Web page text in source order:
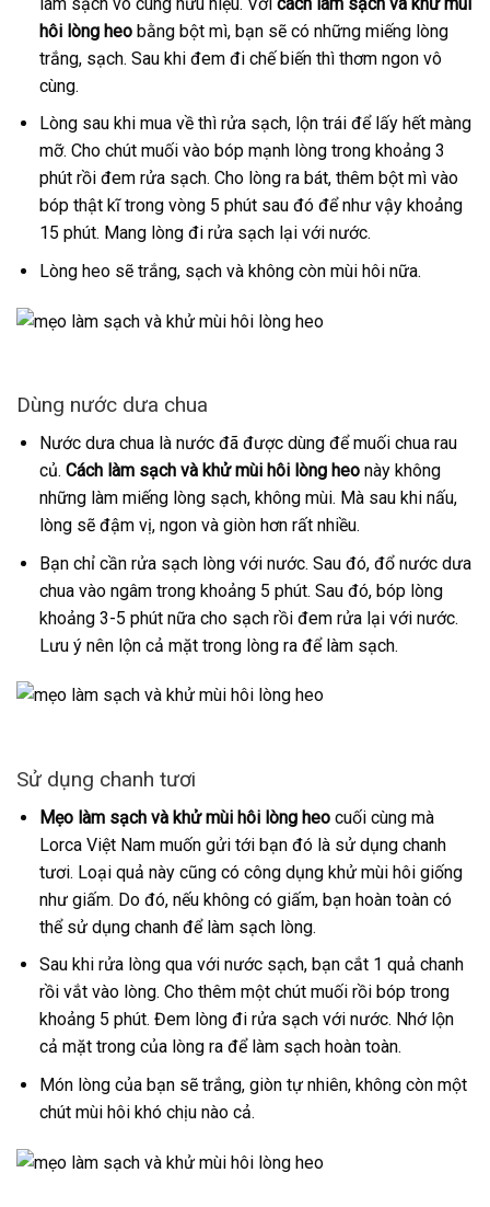
hôi lòng heobằng bột mì, bạn sẽ có những miếng lòng
trắng, sạch. Sau khi đem đi chế biến thì thơm ngon vô
cùng.
Lòng sau khi mua về thì rửa sạch, lộn trái để lấy hết màng
mỡ. Cho chút muối vào bóp mạnh lòng trong khoảng 3
phút rồi đem rửa sạch. Cho lòng ra bát, thêm bột mì vào
bóp thật kĩ trong vòng 5 phút sau đó để như vậy khoảng
15 phút. Mang lòng đi rửa sạch lại với nước.
Lòng heo sẽ trắng, sạch và không còn mùi hôi nữa.
Dùng nước dưa chua
Nước dưa chua là nước đã được dùng để muối chua rau
củ. Cách làm sạch và khử mùi hôi lòng heonày không
những làm miếng lòng sạch, không mùi. Mà sau khi nấu,
lòng sẽ đậm vị, ngon và giòn hơn rất nhiều.
Bạn chỉ cần rửa sạch lòng với nước. Sau đó, đổ nước dưa
chua vào ngâm trong khoảng 5 phút. Sau đó, bóp lòng
khoảng 3-5 phút nữa cho sạch rồi đem rửa lại với nước.
Lưu ý nên lộn cả mặt trong lòng ra để làm sạch.
Sử dụng chanh tươi
Mẹo làm sạch và khử mùi hôi lòng heocuối cùng mà
Lorca Việt Nam muốn gửi tới bạn đó là sử dụng chanh
tươi. Loại quả này cũng có công dụng khử mùi hôi giống
như giấm. Do đó, nếu không có giấm, bạn hoàn toàn có
thể sử dụng chanh để làm sạch lòng.
Sau khi rửa lòng qua với nước sạch, bạn cắt 1 quả chanh
rồi vắt vào lòng. Cho thêm một chút muối rồi bóp trong
khoảng 5 phút. Đem lòng đi rửa sạch với nước. Nhớ lộn
cả mặt trong của lòng ra để làm sạch hoàn toàn.
Món lòng của bạn sẽ trắng, giòn tự nhiên, không còn một
chút mùi hôi khó chịu nào cả.